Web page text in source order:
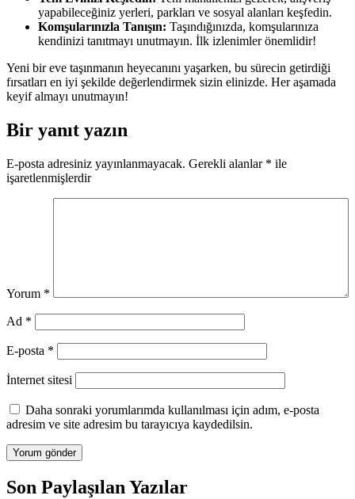
yapabileceğiniz yerleri, parkları ve sosyal alanları keşfedin.
Komşularınızla Tanışın: Taşındığınızda, komşularınıza
kendinizi tanıtmayı unutmayın. İlk izlenimler önemlidir!
Yeni bir eve taşınmanın heyecanını yaşarken, bu sürecin getirdiği
fırsatları en iyi şekilde değerlendirmek sizin elinizde. Her aşamada
keyif almayı unutmayın!
Bir yanıt yazın
E-posta adresiniz yayınlanmayacak. Gerekli alanlar * ile
işaretlenmişlerdir
Yorum *
Ad *
E-posta *
İnternet sitesi
Daha sonraki yorumlarımda kullanılması için adım, e-posta
adresim ve site adresim bu tarayıcıya kaydedilsin.
Son Paylaşılan Yazılar